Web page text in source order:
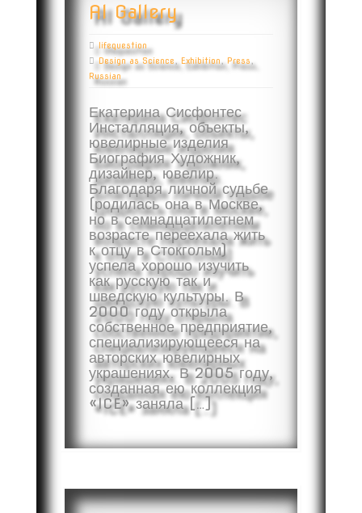
Al Gallery
lifequestion
Design as Science, Exhibition, Press,
Russian
Екатерина Сисфонтес
Инсталляция, объекты,
ювелирные изделия
Биография Художник,
дизайнер, ювелир.
Благодаря личной судьбе
(родилась она в Москве,
но в семнадцатилетнем
возрасте переехала жить
к отцу в Стокгольм)
успела хорошо изучить
как русскую так и
шведскую культуры. В
2000 году открыла
собственное предприятие,
специализирующееся на
авторских ювелирных
украшениях. В 2005 году,
созданная ею коллекция
«ICE» заняла […]